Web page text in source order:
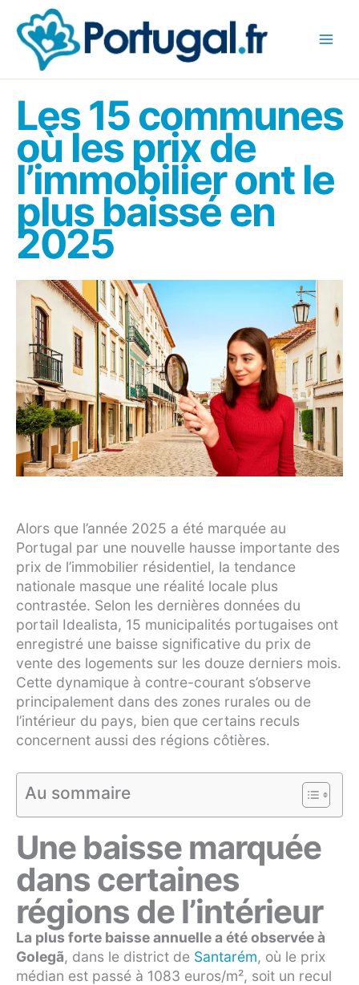
contenu
Les 15 communes
où les prix de
l’immobilier ont le
plus baissé en
2025
Alors que l’année 2025 a été marquée au
Portugal par une nouvelle hausse importante des
prix de l’immobilier résidentiel, la tendance
nationale masque une réalité locale plus
contrastée. Selon les dernières données du
portail Idealista, 15 municipalités portugaises ont
enregistré une baisse significative du prix de
vente des logements sur les douze derniers mois.
Cette dynamique à contre-courant s’observe
principalement dans des zones rurales ou de
l’intérieur du pays, bien que certains reculs
concernent aussi des régions côtières.
Au sommaire
Une baisse marquée
dans certaines
régions de l’intérieur
La plus forte baisse annuelle a été observée à
Golegã, dans le district de Santarém, où le prix
médian est passé à 1083 euros/m², soit un recul